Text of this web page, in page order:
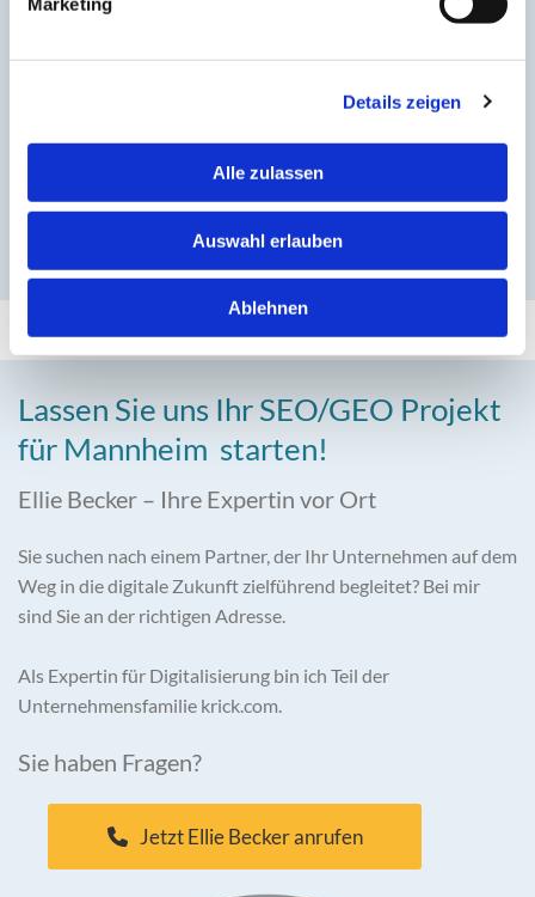
Details zeigen
Alle zulassen
Auswahl erlauben
Ablehnen
Website
1 Beitrag / Backlink in einem unserer Portale
Lassen Sie uns Ihr SEO/GEO Projekt
für Mannheim starten!
Ellie Becker – Ihre Expertin vor Ort
Sie suchen nach einem Partner, der Ihr Unternehmen auf dem
Weg in die digitale Zukunft zielführend begleitet? Bei mir
sind Sie an der richtigen Adresse.
Als Expertin für Digitalisierung bin ich Teil der
Unternehmensfamilie krick.com.
Sie haben Fragen?
Jetzt Ellie Becker anrufen